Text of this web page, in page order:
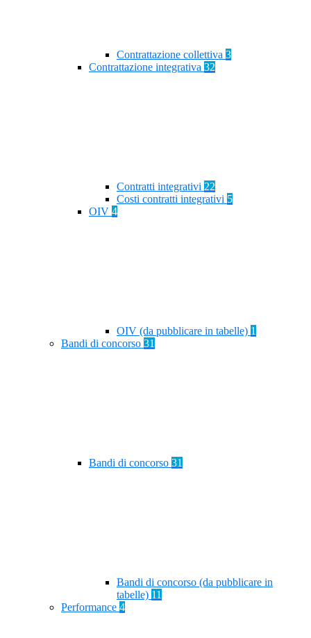
Contrattazione collettiva 3
Contrattazione integrativa 32
Contratti integrativi 22
Costi contratti integrativi 5
OIV 4
OIV (da pubblicare in tabelle) 1
Bandi di concorso 31
Bandi di concorso 31
Bandi di concorso (da pubblicare in
tabelle) 11
Performance 4